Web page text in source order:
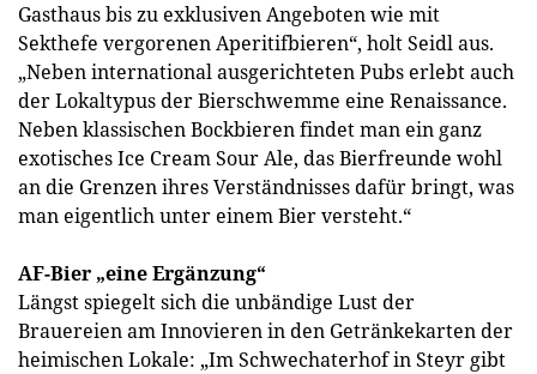
Gasthaus bis zu exklusiven Angeboten wie mit
Sekthefe vergorenen Aperitifbieren“, holt Seidl aus.
„Neben international ausgerichteten Pubs erlebt auch
der Lokaltypus der Bierschwemme eine Renaissance.
Neben klassischen Bockbieren findet man ein ganz
exotisches Ice Cream Sour Ale, das Bierfreunde wohl
an die Grenzen ihres Verständnisses dafür bringt, was
man eigentlich unter einem Bier versteht.“
AF-Bier „eine Ergänzung“
Längst spiegelt sich die unbändige Lust der
Brauereien am Innovieren in den Getränkekarten der
heimischen Lokale: „Im Schwechaterhof in Steyr gibt